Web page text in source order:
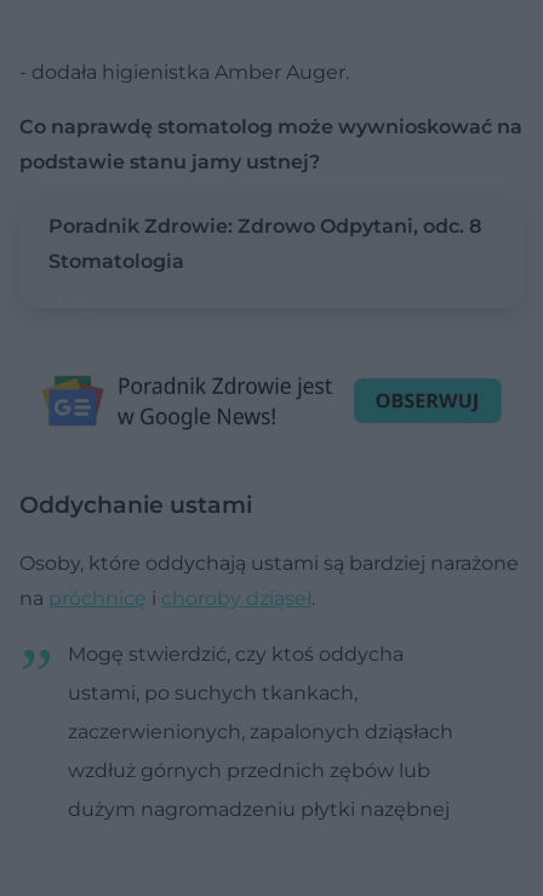
- dodała higienistka Amber Auger.
Co naprawdę stomatolog może wywnioskować na
podstawie stanu jamy ustnej?
Poradnik Zdrowie: Zdrowo Odpytani, odc. 8
Stomatologia
Oddychanie ustami
Osoby, które oddychają ustami są bardziej narażone
na próchnicę i choroby dziąseł.
Mogę stwierdzić, czy ktoś oddycha
ustami, po suchych tkankach,
zaczerwienionych, zapalonych dziąsłach
wzdłuż górnych przednich zębów lub
dużym nagromadzeniu płytki nazębnej